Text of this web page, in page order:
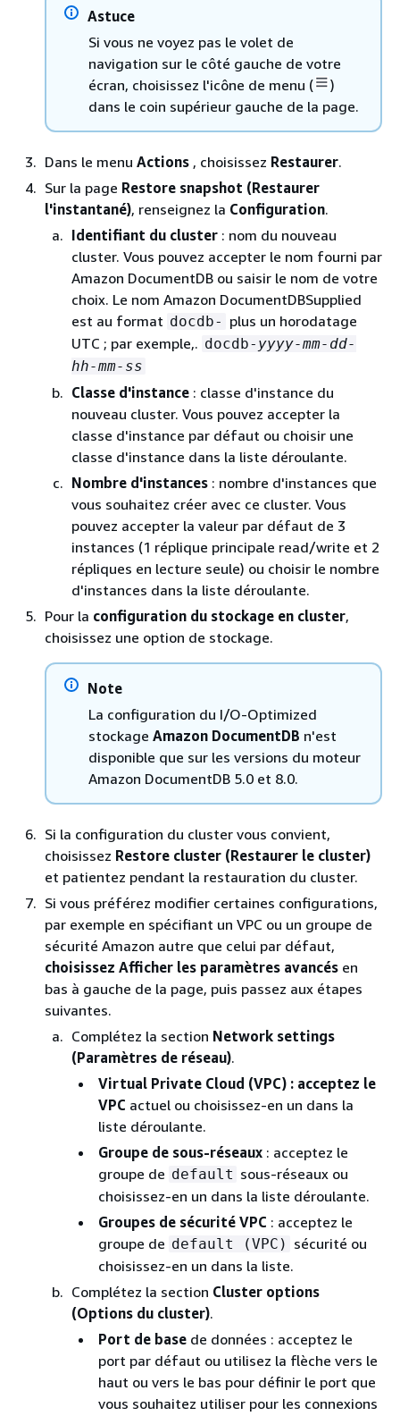
Astuce
Si vous ne voyez pas le volet de
navigation sur le côté gauche de votre
écran, choisissez l'icône de menu (
)
dans le coin supérieur gauche de la page.
Dans le menu Actions , choisissez Restaurer.
Sur la page Restore snapshot (Restaurer
l'instantané), renseignez la Configuration.
Identifiant du cluster : nom du nouveau
cluster. Vous pouvez accepter le nom fourni par
Amazon DocumentDB ou saisir le nom de votre
choix. Le nom Amazon DocumentDBSupplied
est au format docdb- plus un horodatage
UTC ; par exemple,. docdb- yyyy-mm-dd-
hh-mm-ss
Classe d'instance : classe d'instance du
nouveau cluster. Vous pouvez accepter la
classe d'instance par défaut ou choisir une
classe d'instance dans la liste déroulante.
Nombre d'instances : nombre d'instances que
vous souhaitez créer avec ce cluster. Vous
pouvez accepter la valeur par défaut de 3
instances (1 réplique principale read/write et 2
répliques en lecture seule) ou choisir le nombre
d'instances dans la liste déroulante.
Pour la configuration du stockage en cluster,
choisissez une option de stockage.
Note
La configuration du I/O-Optimized
stockage Amazon DocumentDB n'est
disponible que sur les versions du moteur
Amazon DocumentDB 5.0 et 8.0.
Si la configuration du cluster vous convient,
choisissez Restore cluster (Restaurer le cluster)
et patientez pendant la restauration du cluster.
Si vous préférez modifier certaines configurations,
par exemple en spécifiant un VPC ou un groupe de
sécurité Amazon autre que celui par défaut,
choisissez Afficher les paramètres avancés en
bas à gauche de la page, puis passez aux étapes
suivantes.
Complétez la section Network settings
(Paramètres de réseau).
Virtual Private Cloud (VPC) : acceptez le
VPC actuel ou choisissez-en un dans la
liste déroulante.
Groupe de sous-réseaux : acceptez le
groupe de default sous-réseaux ou
choisissez-en un dans la liste déroulante.
Groupes de sécurité VPC : acceptez le
groupe de default (VPC) sécurité ou
choisissez-en un dans la liste.
Complétez la section Cluster options
(Options du cluster).
Port de base de données : acceptez le
port par défaut ou utilisez la flèche vers le
haut ou vers le bas pour définir le port que
vous souhaitez utiliser pour les connexions